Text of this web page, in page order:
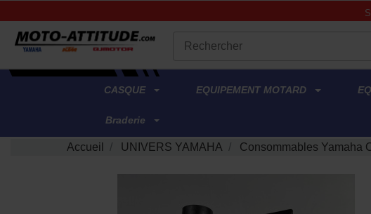
.
CASQUE EQUIPEMENT MOTARD
Braderie
Accueil UNIVERS YAMAHA Consommables Yamaha